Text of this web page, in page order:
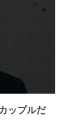
ップルだ